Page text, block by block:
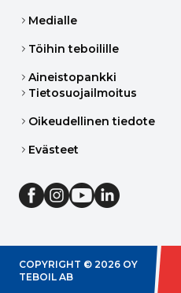
Medialle
Töihin teboilille
Aineistopankki
Tietosuojailmoitus
Oikeudellinen tiedote
Evästeet
COPYRIGHT © 2026 OY
TEBOIL AB